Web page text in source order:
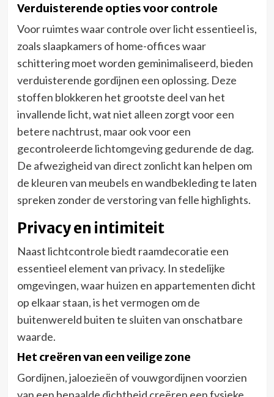
Verduisterende opties voor controle
Voor ruimtes waar controle over licht essentieel is,
zoals slaapkamers of home-offices waar
schittering moet worden geminimaliseerd, bieden
verduisterende gordijnen een oplossing. Deze
stoffen blokkeren het grootste deel van het
invallende licht, wat niet alleen zorgt voor een
betere nachtrust, maar ook voor een
gecontroleerde lichtomgeving gedurende de dag.
De afwezigheid van direct zonlicht kan helpen om
de kleuren van meubels en wandbekleding te laten
spreken zonder de verstoring van felle highlights.
Privacy en intimiteit
Naast lichtcontrole biedt raamdecoratie een
essentieel element van privacy. In stedelijke
omgevingen, waar huizen en appartementen dicht
op elkaar staan, is het vermogen om de
buitenwereld buiten te sluiten van onschatbare
waarde.
Het creëren van een veilige zone
Gordijnen, jaloezieën of vouwgordijnen voorzien